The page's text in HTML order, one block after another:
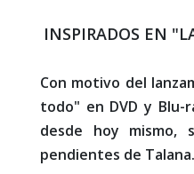
INSPIRADOS EN
Con motivo del
todo" en DVD y Blu-
desde hoy mismo,
pendientes de Talana.